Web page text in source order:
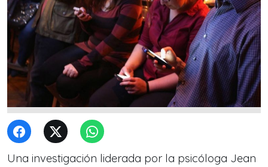
Una investigación liderada por la psicóloga Jean